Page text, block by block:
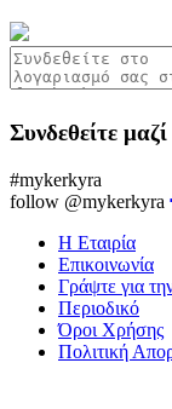
Συνδεθείτε
#mykerkyra
follow @mykerkyra
Η Εταιρία
Επικοινωνία
Γράψτε για
Περιοδικό
Όροι Χρήσης
Πολιτική